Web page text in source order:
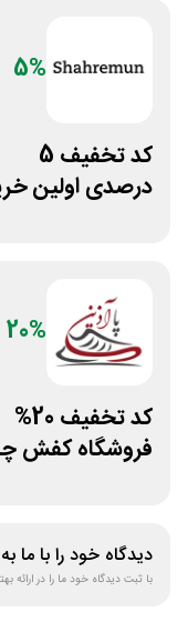
5%
کد تخفیف 5
درصدی اولین
20%
کد تخفیف 20%
فروشگاه کفش
دیدگاه خود را با ما
با ثبت دیدگاه خود ما را در ارائه